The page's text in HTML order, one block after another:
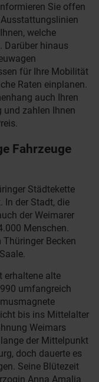
Sie offen
welche
Darüber hinaus
für Ihre Mobilität
Raten einplanen.
auch Ihren
und zahlen Ihnen
Fahrzeuge
Städtekette
In der Stadt, die
der Weimarer
Menschen.
Becken
erhaltene alte
umfangreich
bis ins Mittelalter
Weimars
der Mittelpunkt
doch dauerte es
Seine Blütezeit
Anna Amalia